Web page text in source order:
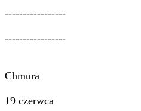
-----------------
-----------------
Chmura
19 czerwca